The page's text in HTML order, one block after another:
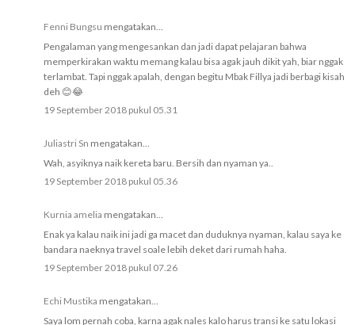
Fenni Bungsu mengatakan...
Pengalaman yang mengesankan dan jadi dapat pelajaran bahwa
memperkirakan waktu memang kalau bisa agak jauh dikit yah, biar nggak
terlambat. Tapi nggak apalah, dengan begitu Mbak Fillya jadi berbagi kisah
deh 😊😂
19 September 2018 pukul 05.31
Juliastri Sn mengatakan...
Wah, asyiknya naik kereta baru. Bersih dan nyaman ya..
19 September 2018 pukul 05.36
Kurnia amelia mengatakan...
Enak ya kalau naik ini jadi ga macet dan duduknya nyaman, kalau saya ke
bandara naeknya travel soale lebih deket dari rumah haha.
19 September 2018 pukul 07.26
Echi Mustika mengatakan...
Saya lom pernah coba, karna agak nales kalo harus transi ke satu lokasi